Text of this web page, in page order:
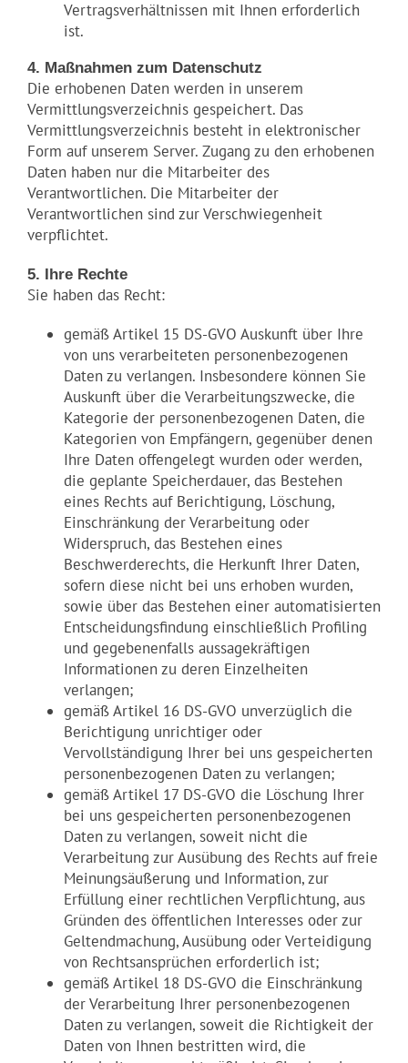
Vertragsverhältnissen mit Ihnen erforderlich
ist.
4. Maßnahmen zum Datenschutz
Die erhobenen Daten werden in unserem
Vermittlungsverzeichnis gespeichert. Das
Vermittlungsverzeichnis besteht in elektronischer
Form auf unserem Server. Zugang zu den erhobenen
Daten haben nur die Mitarbeiter des
Verantwortlichen. Die Mitarbeiter der
Verantwortlichen sind zur Verschwiegenheit
verpflichtet.
5. Ihre Rechte
Sie haben das Recht:
gemäß Artikel 15 DS-GVO Auskunft über Ihre
von uns verarbeiteten personenbezogenen
Daten zu verlangen. Insbesondere können Sie
Auskunft über die Verarbeitungszwecke, die
Kategorie der personenbezogenen Daten, die
Kategorien von Empfängern, gegenüber denen
Ihre Daten offengelegt wurden oder werden,
die geplante Speicherdauer, das Bestehen
eines Rechts auf Berichtigung, Löschung,
Einschränkung der Verarbeitung oder
Widerspruch, das Bestehen eines
Beschwerderechts, die Herkunft Ihrer Daten,
sofern diese nicht bei uns erhoben wurden,
sowie über das Bestehen einer automatisierten
Entscheidungsfindung einschließlich Profiling
und gegebenenfalls aussagekräftigen
Informationen zu deren Einzelheiten
verlangen;
gemäß Artikel 16 DS-GVO unverzüglich die
Berichtigung unrichtiger oder
Vervollständigung Ihrer bei uns gespeicherten
personenbezogenen Daten zu verlangen;
gemäß Artikel 17 DS-GVO die Löschung Ihrer
bei uns gespeicherten personenbezogenen
Daten zu verlangen, soweit nicht die
Verarbeitung zur Ausübung des Rechts auf freie
Meinungsäußerung und Information, zur
Erfüllung einer rechtlichen Verpflichtung, aus
Gründen des öffentlichen Interesses oder zur
Geltendmachung, Ausübung oder Verteidigung
von Rechtsansprüchen erforderlich ist;
gemäß Artikel 18 DS-GVO die Einschränkung
der Verarbeitung Ihrer personenbezogenen
Daten zu verlangen, soweit die Richtigkeit der
Daten von Ihnen bestritten wird, die